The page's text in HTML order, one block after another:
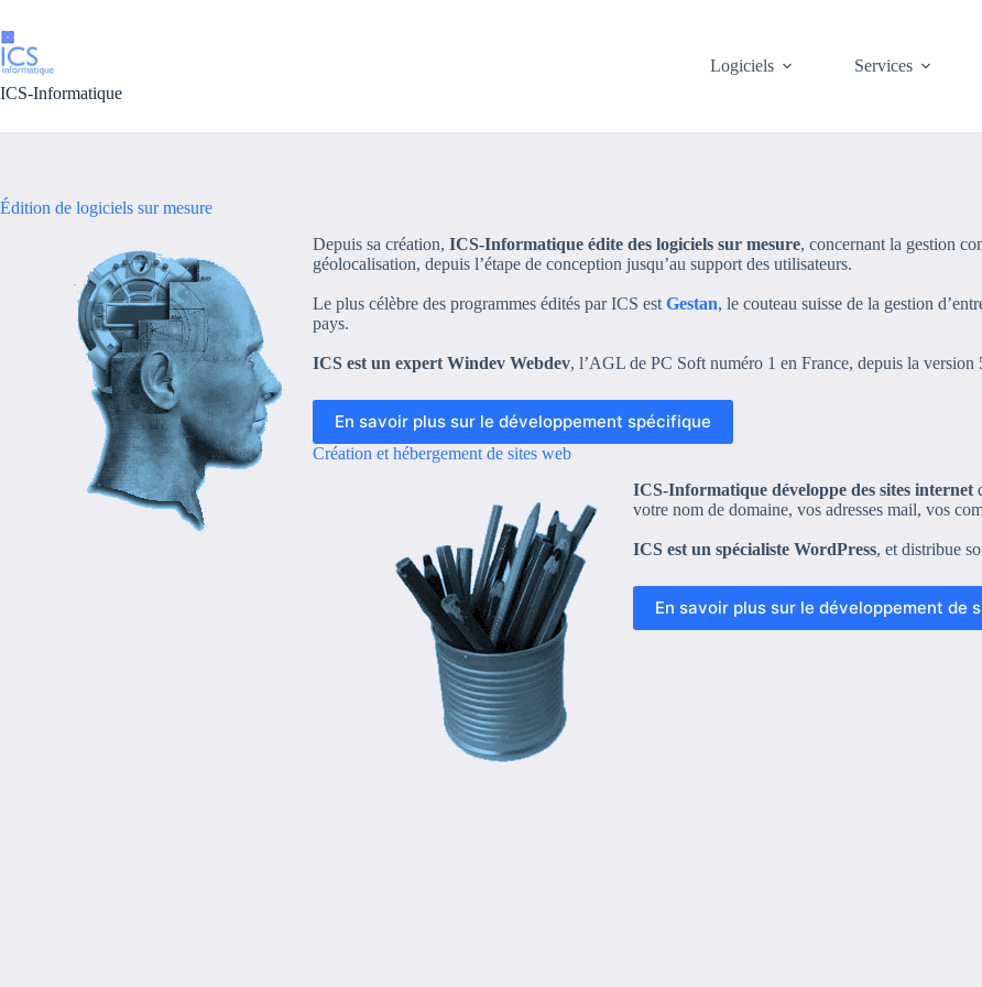
au
contenu
ICS-Informatique
Logiciels Services
Édition de logiciels sur mesure
Depuis sa création,ICS-Informatique édite des logiciels sur mesure, concernant la gestion
géolocalisation, depuis l’étape de conception jusqu’au support des utilisateurs.
Le plus célèbre des programmes édités par ICS estGestan, le couteau suisse de la gestion
pays.
ICS est un expert Windev Webdev, l’AGL de PC Soft numéro 1 en France, depuis la version
En savoir plus sur le développement spécifique
Création et hébergement de sites web
ICS-Informatique développe des sites internet
votre nom de domaine, vos adresses mail, vos
ICS est un spécialiste WordPress, et distribue
En savoir plus sur le développement de